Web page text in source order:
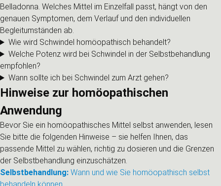
Belladonna. Welches Mittel im Einzelfall passt, hängt von den
genauen Symptomen, dem Verlauf und den individuellen
Begleitumständen ab.
Wie wird Schwindel homöopathisch behandelt?
Welche Potenz wird bei Schwindel in der Selbstbehandlung
empfohlen?
Wann sollte ich bei Schwindel zum Arzt gehen?
Hinweise zur homöopathischen
Anwendung
Bevor Sie ein homöopathisches Mittel selbst anwenden, lesen
Sie bitte die folgenden Hinweise – sie helfen Ihnen, das
passende Mittel zu wählen, richtig zu dosieren und die Grenzen
der Selbstbehandlung einzuschätzen.
Selbstbehandlung: Wann und wie Sie homöopathisch selbst